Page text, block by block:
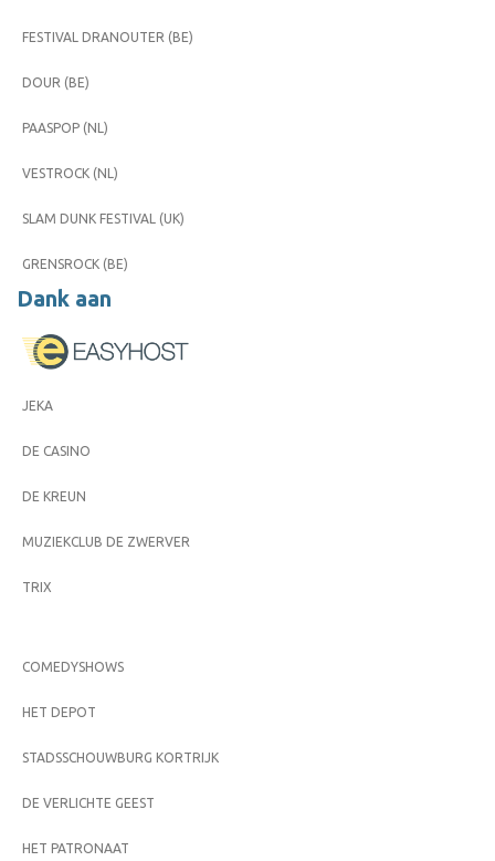
FESTIVAL DRANOUTER (BE)
DOUR (BE)
PAASPOP (NL)
VESTROCK (NL)
SLAM DUNK FESTIVAL (UK)
GRENSROCK (BE)
Dank aan
JEKA
DE CASINO
DE KREUN
MUZIEKCLUB DE ZWERVER
TRIX
COMEDYSHOWS
HET DEPOT
STADSSCHOUWBURG KORTRIJK
DE VERLICHTE GEEST
HET PATRONAAT